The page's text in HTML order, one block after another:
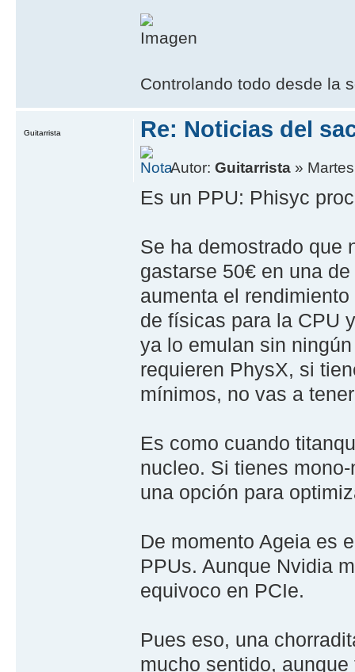
Controlando todo desde la
Re: Noticias del
Autor:Guitarrista »
Es un PPU: Phisyc
Se ha demostrado que
gastarse 50€ en una
aumenta el
de físicas para la CPU
ya lo emulan sin
requieren PhysX, si
mínimos, no vas a
Es como cuando
nucleo. Si tienes
una opción para
De momento Ageia es
PPUs. Aunque Nvidia
equivoco en PCIe.
Pues eso, una
mucho sentido,
Guitarrista